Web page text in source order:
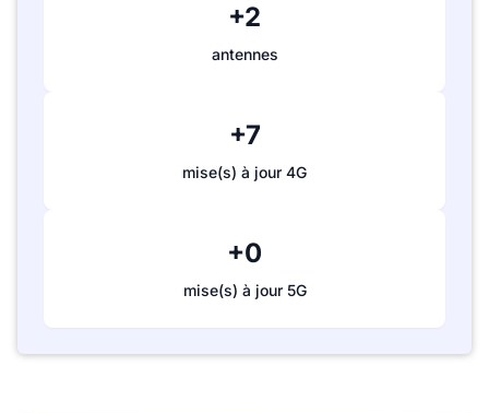
+2
antennes
+7
mise(s) à jour 4G
+0
mise(s) à jour 5G